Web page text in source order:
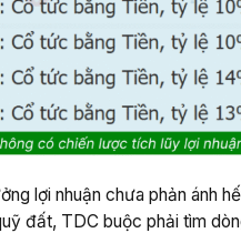
lợi nhuận chưa phản ánh
đất, TDC buộc phải tìm